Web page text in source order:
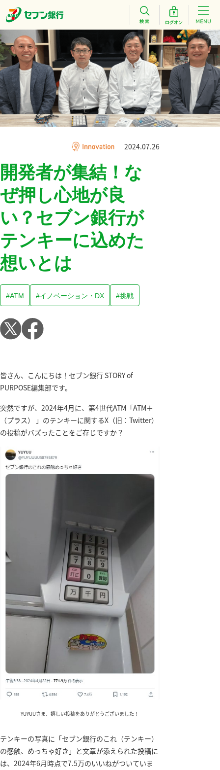
2024.07.26
開発者が集結！な
ぜ押し心地が良
い？セブン銀行が
テンキーに込めた
想いとは
ATM イノベーション・DX 挑戦
皆さん、こんにちは！セブン銀行 STORY of
PURPOSE編集部です。
突然ですが、2024年4月に、第4世代ATM「ATM＋
（プラス） 」のテンキーに関するX（旧：Twitter）
の投稿がバズったことをご存じですか？
YUYUUさま、嬉しい投稿をありがとうございました！
テンキーの写真に「セブン銀行のこれ（テンキー）
の感触、めっちゃ好き」と文章が添えられた投稿に
は、2024年6月時点で7.5万のいいねがついていま